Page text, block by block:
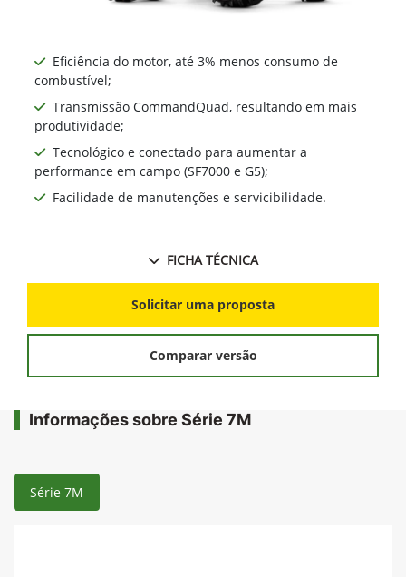
Eficiência do motor, até 3% menos consumo de
combustível;
Transmissão CommandQuad, resultando em mais
produtividade;
Tecnológico e conectado para aumentar a
performance em campo (SF7000 e G5);
Facilidade de manutenções e servicibilidade.
FICHA TÉCNICA
Solicitar uma proposta
Comparar versão
Informações sobre Série 7M
Série 7M